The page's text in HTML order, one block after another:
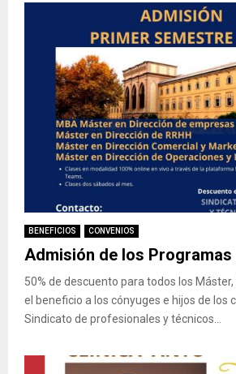
BENEFICIOS CONVENIOS
Admisión de los Programas
50% de descuento para todos los
el beneficio a los cónyuges e hijos de los
Sindicato de profesionales y técnicos...